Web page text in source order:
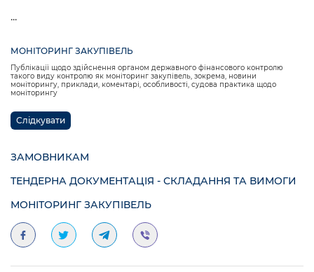
...
МОНІТОРИНГ ЗАКУПІВЕЛЬ
Публікації щодо здійснення органом державного фінансового контролю
такого виду контролю як моніторинг закупівель, зокрема, новини
моніторингу, приклади, коментарі, особливості, судова практика щодо
моніторингу
Слідкувати
ЗАМОВНИКАМ
ТЕНДЕРНА ДОКУМЕНТАЦІЯ - СКЛАДАННЯ ТА ВИМОГИ
МОНІТОРИНГ ЗАКУПІВЕЛЬ